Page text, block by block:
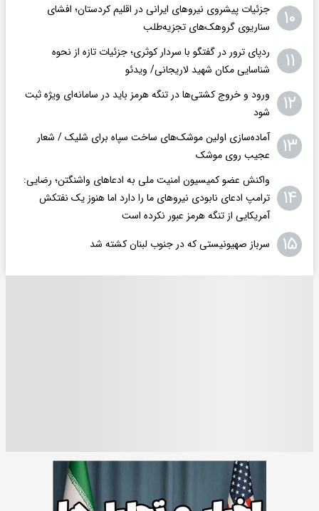
۱۰
جزئیات پیشروی نیروهای ایرانی در اقلیم کردستان؛ افشای
سناریوی گروهک‌های تجزیه‌طلب
۱۱
ردپای ترور در گفتگو با سردار کوثری؛ جزئیات تازه از نحوه
شناسایی مکان شهید لاریجانی/ ویدئو
۱۲
ورود و خروج کشتی‌ها در تنگه هرمز باید در سامانه‌ای ویژه ثبت
شود
۱۳
آماده‌سازی اولین موشک‌های ساخت سپاه برای شلیک / شعار
عجیب روی موشک
۱۴
واکنش عضو کمیسیون امنیت ملی به ادعاهای واشنگتن؛ رضایی:
ترامپ ادعای نابودی نیروهای ما را دارد اما هنوز یک نفتکش
آمریکایی از تنگه هرمز عبور نکرده است
۱۵ سرباز صهیونیستی که در جنوب لبنان کشته شد